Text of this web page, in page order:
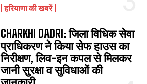
हरियाणा की खबरें
CHARKHI DADRI: जिला विधिक सेवा
प्राधिकरण ने किया सेफ हाउस का
निरीक्षण, लिव-इन कपल से मिलकर
जानी सुरक्षा व सुविधाओं की